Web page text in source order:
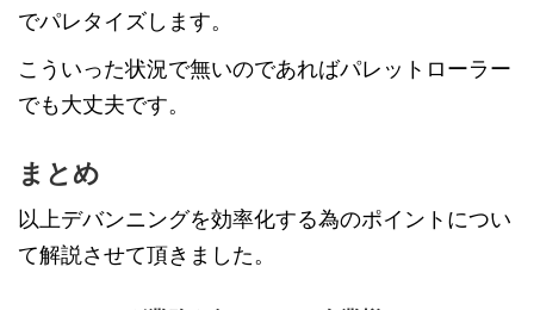
でパレタイズします。
こういった状況で無いのであればパレットローラー
でも大丈夫です。
まとめ
以上デバンニングを効率化する為のポイントについ
て解説させて頂きました。